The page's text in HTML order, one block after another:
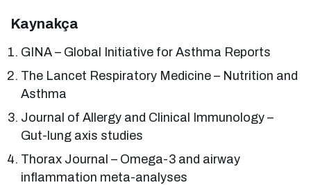
Kaynakça
GINA – Global Initiative for Asthma Reports
The Lancet Respiratory Medicine – Nutrition and
Asthma
Journal of Allergy and Clinical Immunology –
Gut-lung axis studies
Thorax Journal – Omega-3 and airway
inflammation meta-analyses